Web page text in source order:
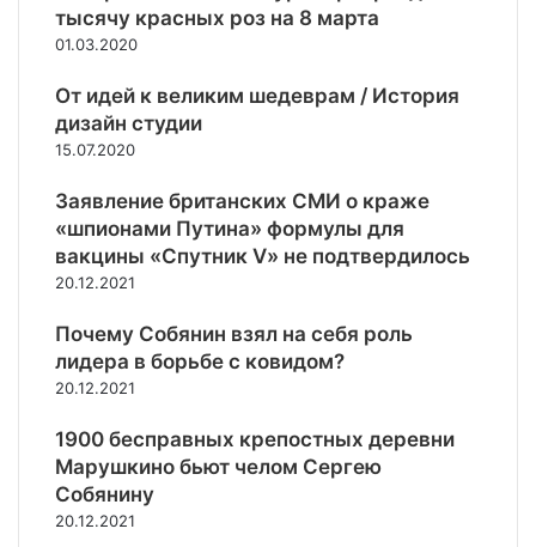
Р
о
с
и
и
т
р
в
ж
с
т
ь
тысячу красных роз на 8 марта
01.03.2020
От идей к великим шедеврам / История
дизайн студии
15.07.2020
Заявление британских СМИ о краже
«шпионами Путина» формулы для
вакцины «Спутник V» не подтвердилось
20.12.2021
Почему Собянин взял на себя роль
лидера в борьбе с ковидом?
20.12.2021
1900 бесправных крепостных деревни
Марушкино бьют челом Сергею
Собянину
20.12.2021